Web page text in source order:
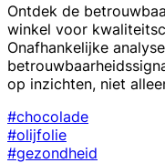
Ontdek de
winkel voor
Onafhankelijke
op inzichten, niet
#chocolade
#olijfolie
#gezondheid